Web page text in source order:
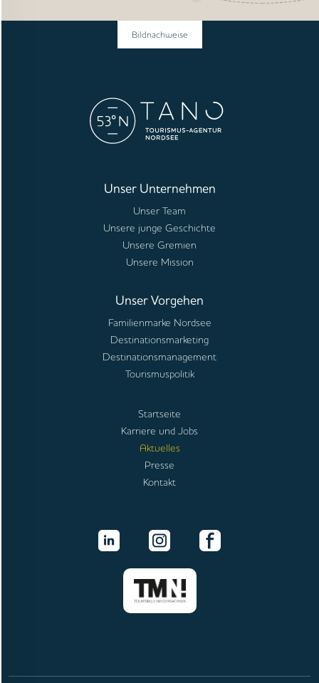
Bildnachweise
Unser Unternehmen
Unser Team
Unsere junge Geschichte
Unsere Gremien
Unsere Mission
Unser Vorgehen
Familienmarke Nordsee
Destinationsmarketing
Destinationsmanagement
Tourismuspolitik
Startseite
Karriere und Jobs
Aktuelles
Presse
Kontakt